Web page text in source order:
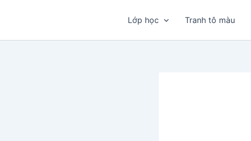
Lớp học Tranh tô màu